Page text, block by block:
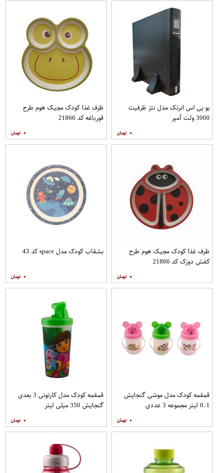
یو پی اس انرتک مدل نتز ظرفیت
3000 ولت آمپر
۰
ظرف غذا کودک مجیک هوم طرح
قورباغه کد 21866
۰
ظرف غذا کودک مجیک هوم طرح
کفش دوزک کد 21866
۰
بشقاب کودک مدل space کد 43
۰
قمقمه کودک مدل موشی گنجایش
0.1 لیتر مجموعه 3 عددی
۰
قمقمه کودک مدل کارتونی 3 بعدی
گنجایش 350 میلی لیتر
۰